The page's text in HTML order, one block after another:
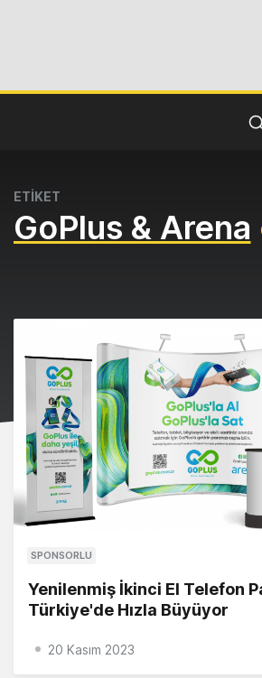
ETİKET
GoPlus & Arena
SPONSORLU
Yenilenmiş İkinci El Telefon
Türkiye'de Hızla Büyüyor
20 Kasım 2023